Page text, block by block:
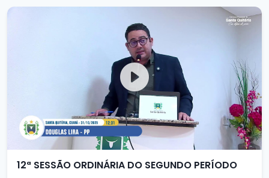
12ª SESSÃO ORDINÁRIA DO SEGUNDO PERÍODO